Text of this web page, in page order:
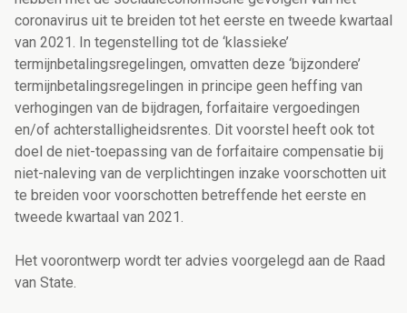
coronavirus uit te breiden tot het eerste en tweede kwartaal
van 2021. In tegenstelling tot de ‘klassieke’
termijnbetalingsregelingen, omvatten deze ‘bijzondere’
termijnbetalingsregelingen in principe geen heffing van
verhogingen van de bijdragen, forfaitaire vergoedingen
en/of achterstalligheidsrentes. Dit voorstel heeft ook tot
doel de niet-toepassing van de forfaitaire compensatie bij
niet-naleving van de verplichtingen inzake voorschotten uit
te breiden voor voorschotten betreffende het eerste en
tweede kwartaal van 2021.
Het voorontwerp wordt ter advies voorgelegd aan de Raad
van State.